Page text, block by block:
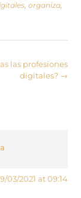
, organiza,
las profesiones
digitales? →
03/2021 at 09:14